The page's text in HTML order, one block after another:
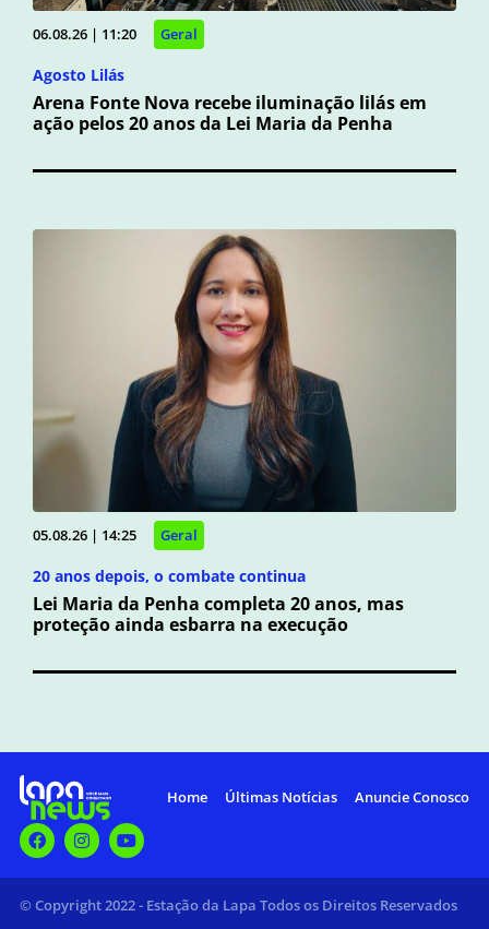
06.08.26 | 11:20 Geral
Agosto Lilás
Arena Fonte Nova recebe iluminação lilás em
ação pelos 20 anos da Lei Maria da Penha
05.08.26 | 14:25 Geral
20 anos depois, o combate continua
Lei Maria da Penha completa 20 anos, mas
proteção ainda esbarra na execução
Home Últimas Notícias Anuncie Conosco
© Copyright 2022 - Estação da Lapa Todos os Direitos Reservados